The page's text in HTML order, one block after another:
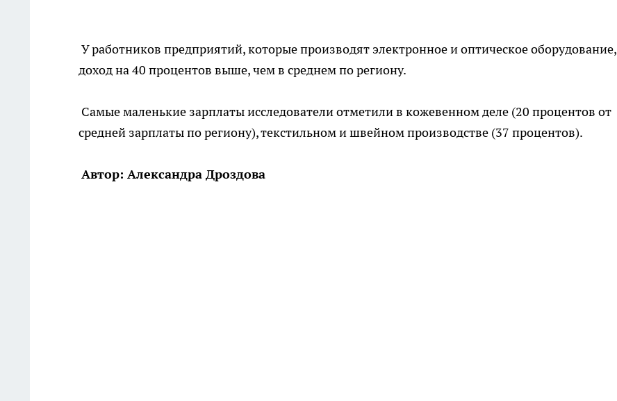
У работников предприятий, которые производят электронное и оптическое оборудование,
доход на 40 процентов выше, чем в среднем по региону.
Самые маленькие зарплаты исследователи отметили в кожевенном деле (20 процентов от
средней зарплаты по региону), текстильном и швейном производстве (37 процентов).
Автор: Александра Дроздова